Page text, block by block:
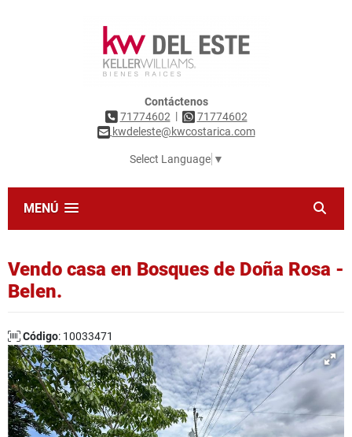
Contáctenos
71774602 |
71774602
kwdeleste@kwcostarica.com
Select Language ▼
MENÚ
Vendo casa en Bosques de Doña Rosa -
Belen.
Código: 10033471